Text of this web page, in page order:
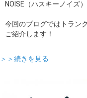
NOISE（ハスキーノイズ
今回のブログではトラン
ご紹介します！
＞＞続きを見る